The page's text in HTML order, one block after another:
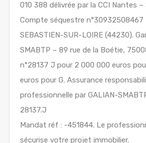
010 388 délivrée par la CCI Nantes –
Compte séquestre n°30932508467
SEBASTIEN-SUR-LOIRE (44230).
SMABTP – 89 rue de la Boétie,
n°28137 J pour 2 000 000 euros
euros pour G. Assurance
professionnelle par GALIAN-
28137.J
Mandat réf : -451844. Le
sécurise votre projet immobilier.